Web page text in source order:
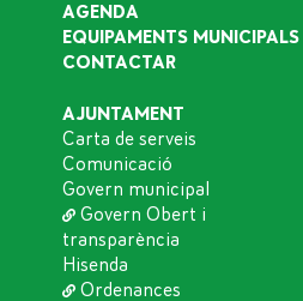
AGENDA
EQUIPAMENTS MUNICIPALS
CONTACTAR
AJUNTAMENT
Carta de serveis
Comunicació
Govern municipal
Govern Obert i
transparència
Hisenda
Ordenances